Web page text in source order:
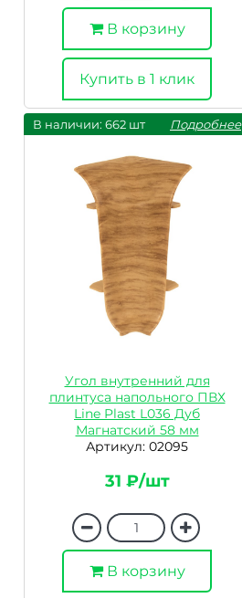
В корзину
Купить в 1 клик
В наличии: 662 шт Подробнее
Угол внутренний для
плинтуса напольного ПВХ
Line Plast L036 Дуб
Магнатский 58 мм
Артикул: 02095
31 ₽/шт
В корзину